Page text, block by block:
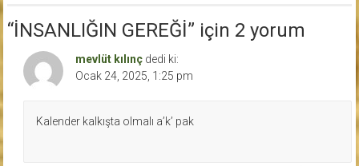
“İNSANLIĞIN GEREĞİ” için 2 yorum
mevlüt kılınç dedi ki:
Ocak 24, 2025, 1:25 pm
Kalender kalkışta olmalı a’k’ pak